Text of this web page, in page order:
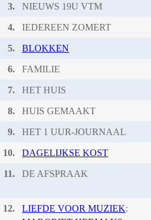
3. NIEUWS 19U VTM
4. IEDEREEN ZOMERT
5. BLOKKEN
6. FAMILIE
7. HET HUIS
8. HUIS GEMAAKT
9. HET 1 UUR-JOURNAAL
10. DAGELIJKSE KOST
11. DE AFSPRAAK
12. LIEFDE VOOR MUZIEK: